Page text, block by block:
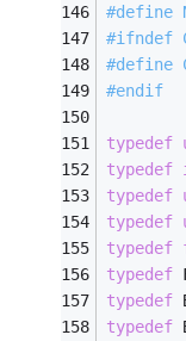
#define
#ifndef
#define
#endif
typedef
typedef
typedef
typedef
typedef
typedef
typedef
typedef